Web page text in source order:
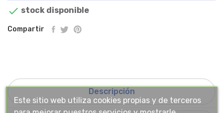
 stock disponible
Compartir
Descripción
Este sitio web utiliza cookies propias y de terceros